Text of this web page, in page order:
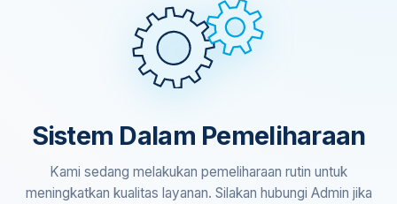
Sistem Dalam Pemeliharaan
Kami sedang melakukan pemeliharaan rutin untuk
meningkatkan kualitas layanan. Silakan hubungi Admin jika